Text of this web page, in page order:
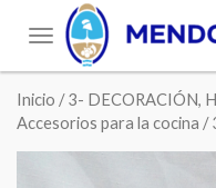
Toggle
navigation
Inicio /3- DECORACIÓN,
Accesorios para la cocina /